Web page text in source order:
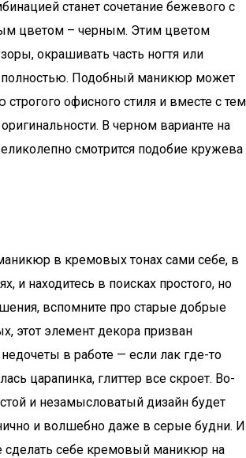
станет сочетание бежевого с
цветом – черным. Этим цветом
окрашивать часть ногтя или
полностью. Подобный маникюр может
строгого офисного стиля и вместе с тем
В черном варианте на
смотрится подобие кружева
в кремовых тонах сами себе, в
и находитесь в поисках простого, но
вспомните про старые добрые
этот элемент декора призван
в работе — если лак где-то
царапинка, глиттер все скроет. Во-
и незамысловатый дизайн будет
и волшебно даже в серые будни. И
сделать себе кремовый маникюр на